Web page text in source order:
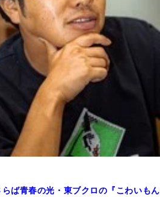
らば青春の光・東ブクロの『こわいもん